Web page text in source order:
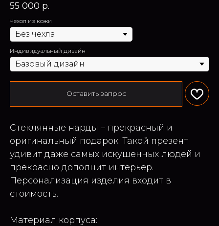
55 000 р.
Чехол из кожи
Индивидуальный дизайн
Оставить запрос
Стеклянные нарды – прекрасный и
оригинальный подарок. Такой презент
удивит даже самых искушенных людей и
прекрасно дополнит интерьер.
Персонализация изделия входит в
стоимость.
Материал корпуса: